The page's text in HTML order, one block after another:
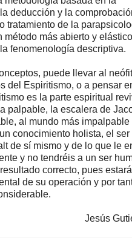
deducción y la
tratamiento de la
método más abierto y
fenomenología descriptiva.
puede llevar al
del Espiritismo, o a pensar
es la parte espiritual
palpable, la escalera de
al mundo más impalpable
conocimiento holista, el
de sí mismo y de lo que le
y no tendréis a un ser
correcto, pues
de su operación y por
Jesús